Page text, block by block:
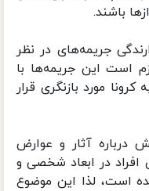
جریمه‌های در نظر
است این جریمه‌ها با
مورد بازنگری قرار
آثار و عوارض
در ابعاد شخصی و
است، لذا این موضوع